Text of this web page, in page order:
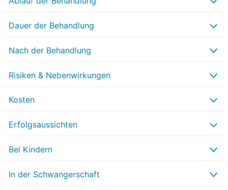
Dauer der Behandlung
Nach der Behandlung
Risiken & Nebenwirkungen
Kosten
Erfolgsaussichten
Bei Kindern
In der Schwangerschaft